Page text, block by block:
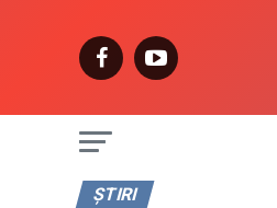
ȘTIRI